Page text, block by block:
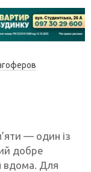
— один із
добре
вдома. Для